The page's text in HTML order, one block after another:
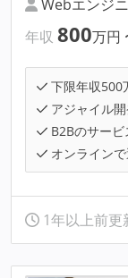
Webエンジ
年収 800万円
下限年収500
アジャイル
B2Bのサー
オンライン
1年以上前更